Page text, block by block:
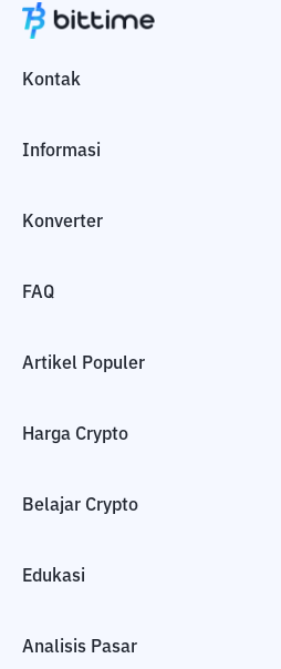
Kontak
Informasi
Konverter
FAQ
Artikel Populer
Harga Crypto
Belajar Crypto
Edukasi
Analisis Pasar